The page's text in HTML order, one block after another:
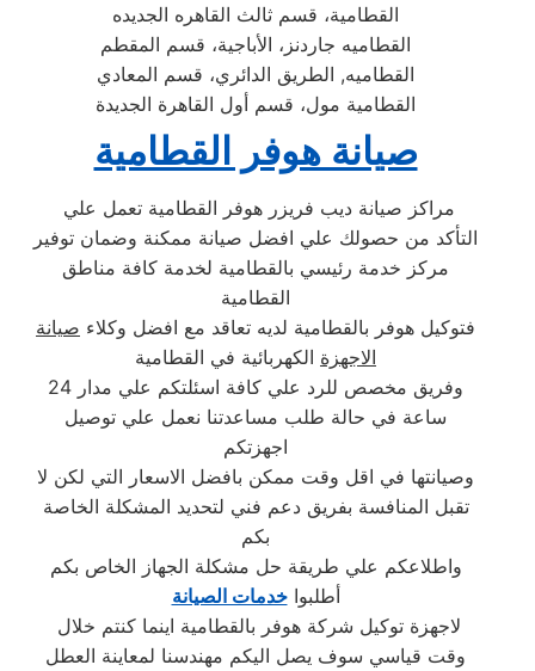
القطامية، قسم ثالث القاهره الجديده
القطاميه جاردنز، الأباجية، قسم المقطم
القطاميه, الطريق الدائري، قسم المعادي
القطامية مول، قسم أول القاهرة الجديدة
صيانة هوفر القطامية
التأكد من حصولك علي افضل صيانة ممكنة وضمان توفير
مركز خدمة رئيسي بالقطامية لخدمة كافة مناطق
القطامية
فتوكيل هوفر بالقطامية لديه تعاقد مع افضل وكلاء صيانة
الاجهزة الكهربائية في القطامية
وفريق مخصص للرد علي كافة اسئلتكم علي مدار 24
ساعة في حالة طلب مساعدتنا نعمل علي توصيل
اجهزتكم
وصيانتها في اقل وقت ممكن بافضل الاسعار التي لكن لا
تقبل المنافسة بفريق دعم فني لتحديد المشكلة الخاصة
بكم
واطلاعكم علي طريقة حل مشكلة الجهاز الخاص بكم
أطلبواخدمات الصيانة
وقت قياسي سوف يصل اليكم مهندسنا لمعاينة العطل